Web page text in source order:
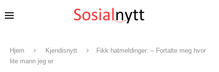
Hjem Kjendisnytt
Fikk hatmeldinger: – Fortalte meg hvor
lite mann jeg er